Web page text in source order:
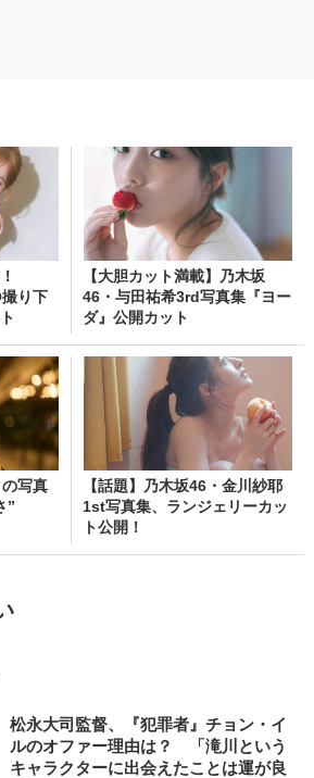
り下
【大胆カット満載】乃木坂
46・与田祐希3rd写真集『ヨー
ダ』公開カット
写真
”
【話題】乃木坂46・金川紗耶
1st写真集、ランジェリーカッ
ト公開！
松永大司監督、『犯罪者』チョン・イ
ルのオファー理由は？ 「滝川という
キャラクターに出会えたことは運が良